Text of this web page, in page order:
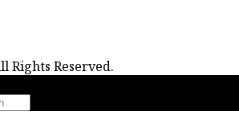
Rights Reserved.